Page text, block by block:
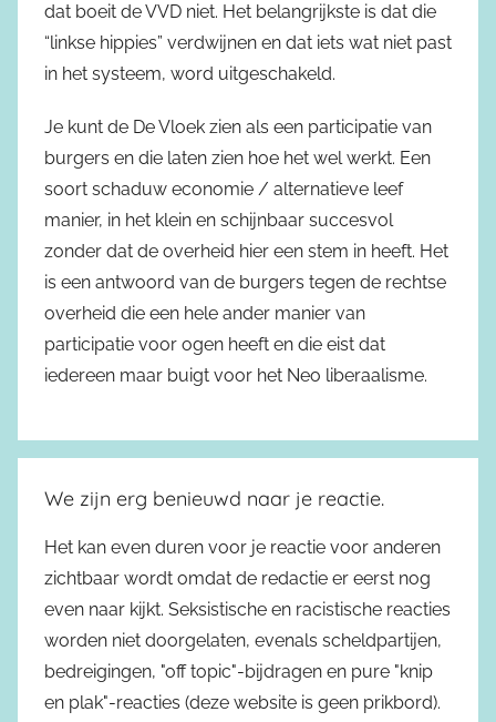
dat boeit de VVD niet. Het belangrijkste is dat die
“linkse hippies” verdwijnen en dat iets wat niet past
in het systeem, word uitgeschakeld.
Je kunt de De Vloek zien als een participatie van
burgers en die laten zien hoe het wel werkt. Een
soort schaduw economie / alternatieve leef
manier, in het klein en schijnbaar succesvol
zonder dat de overheid hier een stem in heeft. Het
is een antwoord van de burgers tegen de rechtse
overheid die een hele ander manier van
participatie voor ogen heeft en die eist dat
iedereen maar buigt voor het Neo liberaalisme.
We zijn erg benieuwd naar je reactie.
Het kan even duren voor je reactie voor anderen
zichtbaar wordt omdat de redactie er eerst nog
even naar kijkt. Seksistische en racistische reacties
worden niet doorgelaten, evenals scheldpartijen,
bedreigingen, "off topic"-bijdragen en pure "knip
en plak"-reacties (deze website is geen prikbord).